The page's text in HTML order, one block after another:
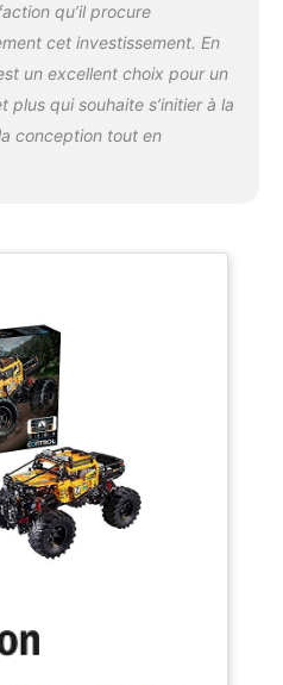
qu’il procure
cet investissement. En
un excellent choix pour un
plus qui souhaite s’initier à la
conception tout en